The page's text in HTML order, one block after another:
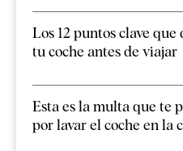
Los 12 puntos clave que
tu coche antes de viajar
Esta es la multa que te
por lavar el coche en la